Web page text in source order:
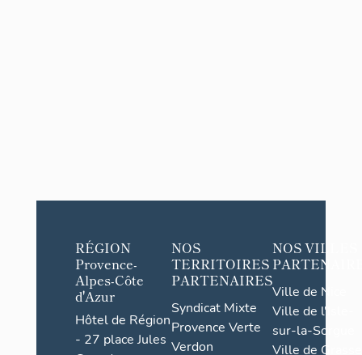
RÉGION
Provence-
Alpes-Côte
d'Azur
Hôtel de Région
- 27 place Jules
NOS
TERRITOIRES
PARTENAIRES
Syndicat Mixte
Provence Verte
Verdon
NOS VILLES
Ville de Nice
Ville de l'Isle-
sur-la-Sorgue
Ville de Grasse